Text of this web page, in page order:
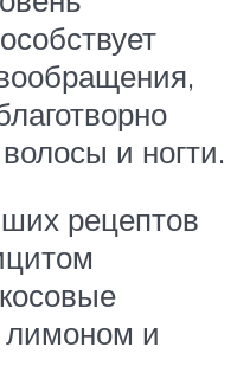
и ногти.
рецептов
лимоном и